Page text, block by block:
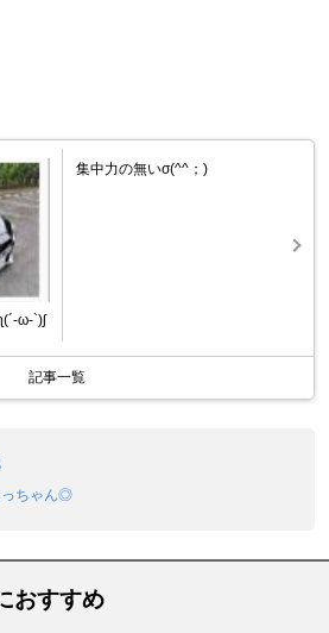
ω-`)ʃ
集中力の無いσ(^^；)
記事一覧
っちゃん◎
おすすめ